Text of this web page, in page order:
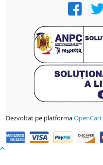
Dezvoltat pe platformaOpenCart